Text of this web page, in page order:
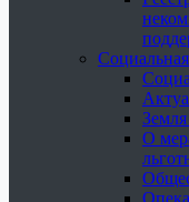
О